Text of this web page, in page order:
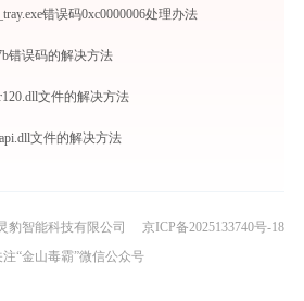
错误码0xc0000006处理办法
错误码的解决方法
文件的解决方法
文件的解决方法
豹智能科技有限公司
京ICP备2025133740号-18
注“金山毒霸”微信公众号